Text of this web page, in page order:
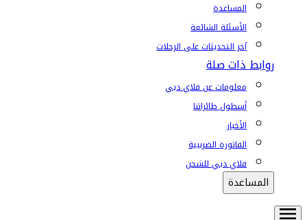
المساعدة
الأسئلة الشائعة
آخر التحديثات على الرحلات
روابط ذات صلة
معلومات عن فلاي دبي
أسطول طائراتنا
الأخبار
الفاتورة الضريبية
فلاي دبي للشحن
المساعدة